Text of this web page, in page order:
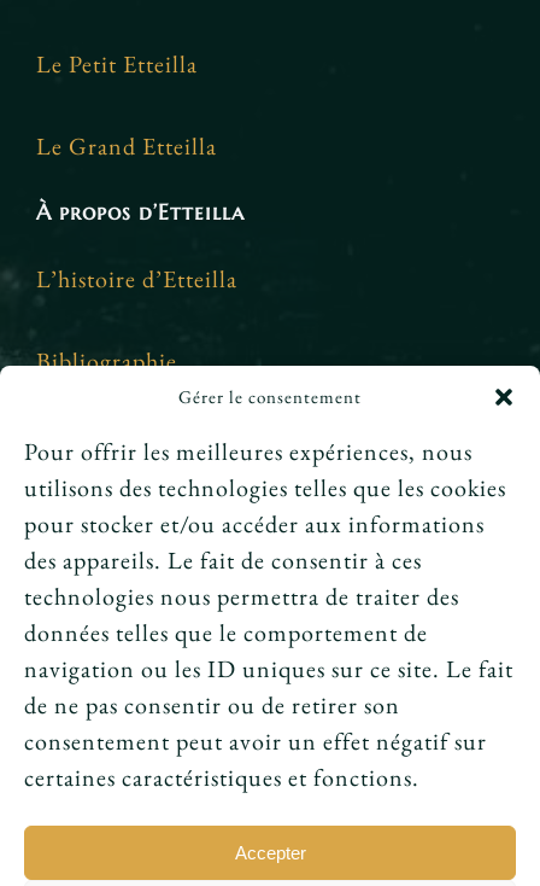
Gérer le consentement
Pour offrir les meilleures expériences, nous
utilisons des technologies telles que les cookies
pour stocker et/ou accéder aux informations
des appareils. Le fait de consentir à ces
technologies nous permettra de traiter des
données telles que le comportement de
navigation ou les ID uniques sur ce site. Le fait
de ne pas consentir ou de retirer son
consentement peut avoir un effet négatif sur
certaines caractéristiques et fonctions.
Accepter
Le Petit Etteilla
Le Grand Etteilla
À propos d’Etteilla
L’histoire d’Etteilla
Bibliographie
Crédits et mentions légales
Le tarot peut-il annoncer une rencontre
amoureuse ?
Peut-on prouver que le tarot fonctionne ?
Le tarot avant l’ésotérisme : un simple jeu ?